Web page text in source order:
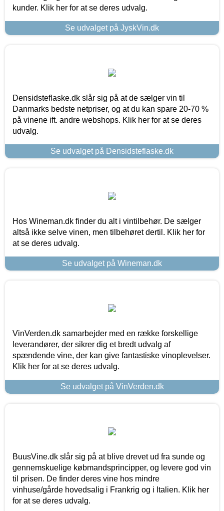
kunder. Klik her for at se deres udvalg.
Se udvalget på JyskVin.dk
Densidsteflaske.dk slår sig på at de sælger vin til
Danmarks bedste netpriser, og at du kan spare 20-70 %
på vinene ift. andre webshops. Klik her for at se deres
udvalg.
Se udvalget på Densidsteflaske.dk
Hos Wineman.dk finder du alt i vintilbehør. De sælger
altså ikke selve vinen, men tilbehøret dertil. Klik her for
at se deres udvalg.
Se udvalget på Wineman.dk
VinVerden.dk samarbejder med en række forskellige
leverandører, der sikrer dig et bredt udvalg af
spændende vine, der kan give fantastiske vinoplevelser.
Klik her for at se deres udvalg.
Se udvalget på VinVerden.dk
BuusVine.dk slår sig på at blive drevet ud fra sunde og
gennemskuelige købmandsprincipper, og levere god vin
til prisen. De finder deres vine hos mindre
vinhuse/gårde hovedsalig i Frankrig og i Italien. Klik her
for at se deres udvalg.